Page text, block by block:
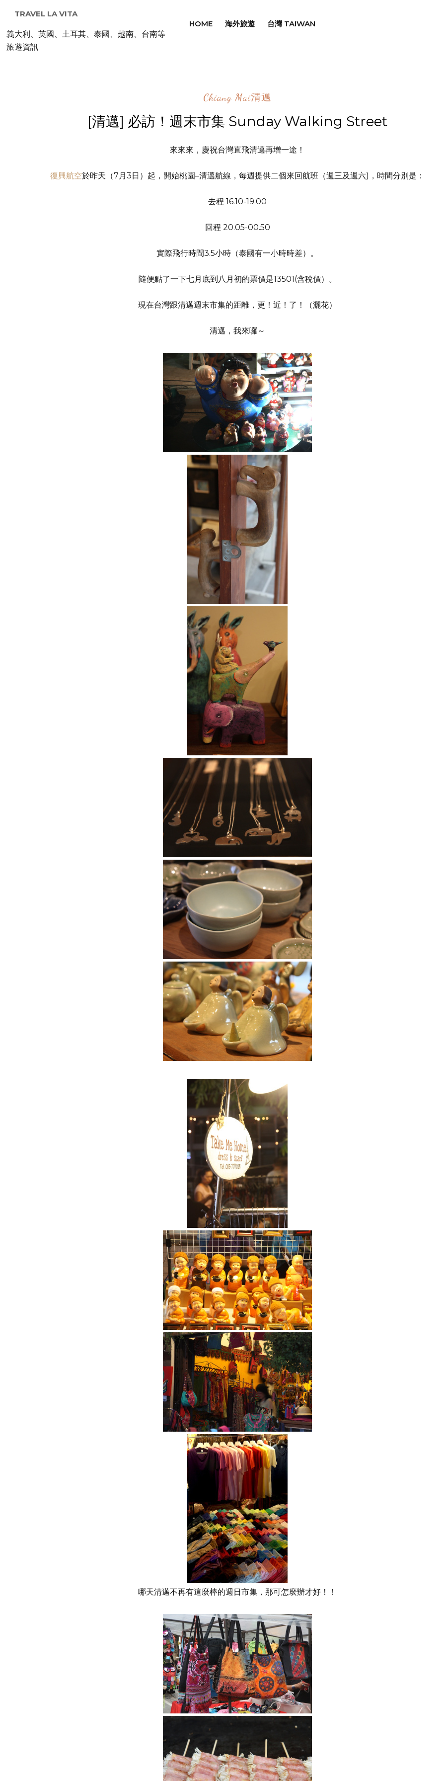
TRAVEL LA VITA
義大利、英國、土耳其、泰國、越南、台南等
旅遊資訊
HOME 海外旅遊 台灣 TAIWAN
Chiang Mai清邁
[清邁] 必訪！週末市集 Sunday Walking Street
來來來，慶祝台灣直飛清邁再增一途！
復興航空於昨天（7月3日）起，開始桃園–清邁航線，每週提供二個來回航班（週三及週六)，時間分別是：
去程 16.10-19.00
回程 20.05-00.50
實際飛行時間3.5小時（泰國有一小時時差）。
隨便點了一下七月底到八月初的票價是13501(含稅價）。
現在台灣跟清邁週末市集的距離，更！近！了！（灑花）
清邁，我來囉～
哪天清邁不再有這麼棒的週日市集，那可怎麼辦才好！！